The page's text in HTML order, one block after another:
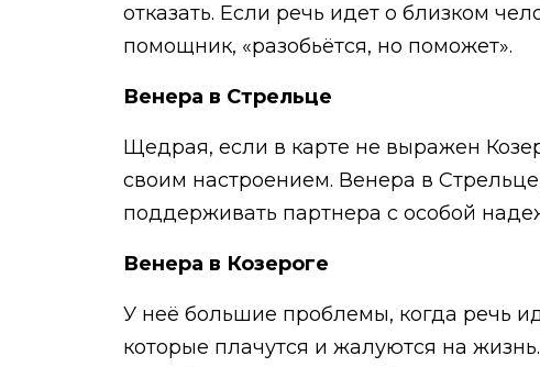
отказать. Если речь идет о близком
помощник, «разобьётся, но поможет».
Венера в Стрельце
Щедрая, если в карте не выражен
своим настроением. Венера в
поддерживать партнера с особой
Венера в Козероге
У неё большие проблемы, когда речь
которые плачутся и жалуются на